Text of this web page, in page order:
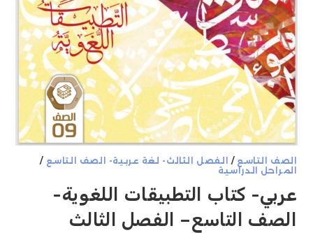
الصف التاسع / الفصل الثالث- لغة عربية- الصف التاسع /
المراحل الدراسية
عربي- كتاب التطبيقات اللغوية-
الصف التاسع– الفصل الثالث